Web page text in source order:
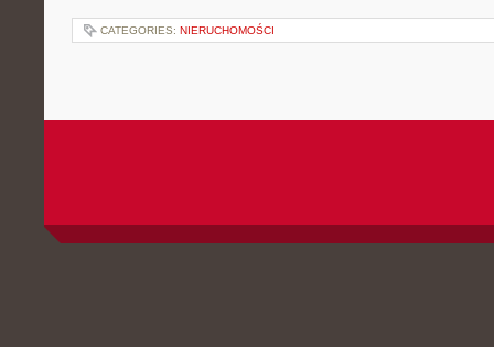
CATEGORIES: NIERUCHOMOŚCI